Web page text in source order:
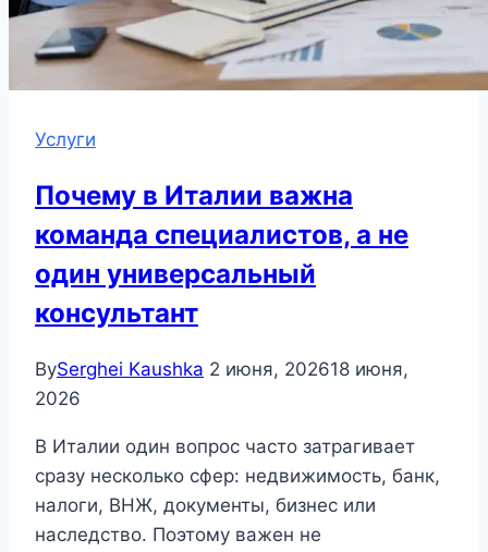
Услуги
Почему в Италии важна
команда специалистов, а не
один универсальный
консультант
BySerghei Kaushka 2 июня, 202618 июня,
2026
В Италии один вопрос часто затрагивает
сразу несколько сфер: недвижимость, банк,
налоги, ВНЖ, документы, бизнес или
наследство. Поэтому важен не